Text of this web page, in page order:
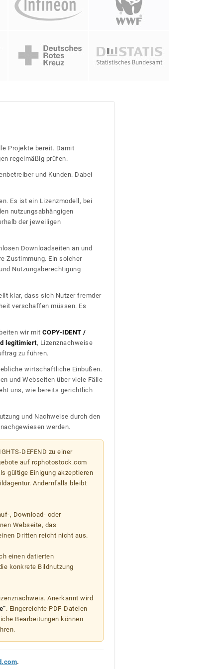
Projekte bereit. Damit
regelmäßig prüfen.
und Kunden. Dabei
Es ist ein Lizenzmodell, bei
nutzungsabhängigen
der jeweiligen
Downloadseiten an und
Zustimmung. Ein solcher
Nutzungsberechtigung
klar, dass sich Nutzer fremder
verschaffen müssen. Es
wir mit COPY-IDENT /
legitimiert, Lizenznachweise
zu führen.
wirtschaftliche Einbußen.
und Webseiten über viele Fälle
uns, wie bereits gerichtlich
und Nachweise durch den
werden.
DEFEND zu einer
auf rcphotostock.com
gültige Einigung akzeptieren
Andernfalls bleibt
, Download- oder
Webseite, das
Dritten reicht nicht aus.
einen datierten
konkrete Bildnutzung
Anerkannt wird
. Eingereichte PDF-Dateien
Bearbeitungen können
.